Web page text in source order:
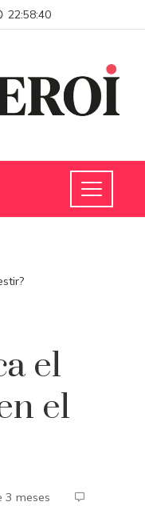
22:58:41
el
el
3 meses